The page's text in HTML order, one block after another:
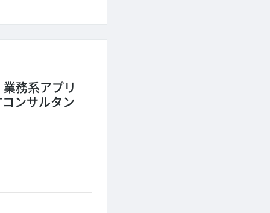
業務系アプリ
コンサルタン